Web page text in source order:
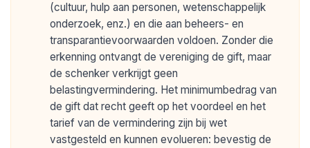
(cultuur, hulp aan personen, wetenschappelijk
onderzoek, enz.) en die aan beheers- en
transparantievoorwaarden voldoen. Zonder die
erkenning ontvangt de vereniging de gift, maar
de schenker verkrijgt geen
belastingvermindering. Het minimumbedrag van
de gift dat recht geeft op het voordeel en het
tarief van de vermindering zijn bij wet
vastgesteld en kunnen evolueren: bevestig de